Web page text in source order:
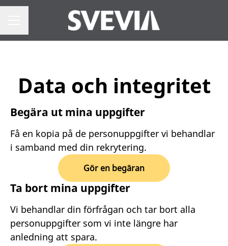
Data och integritet
Begära ut mina uppgifter
Få en kopia på de personuppgifter vi behandlar
i samband med din rekrytering.
Gör en begäran
Ta bort mina uppgifter
Vi behandlar din förfrågan och tar bort alla
personuppgifter som vi inte längre har
anledning att spara.